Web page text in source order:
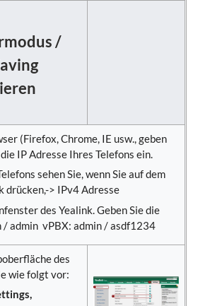
/
(Firefox, Chrome, IE usw., geben
IP Adresse Ihres Telefons ein.
sehen Sie, wenn Sie auf dem
drücken,-> IPv4 Adresse
des Yealink. Geben Sie die
/ admin vPBX: admin / asdf1234
des
wie folgt vor: